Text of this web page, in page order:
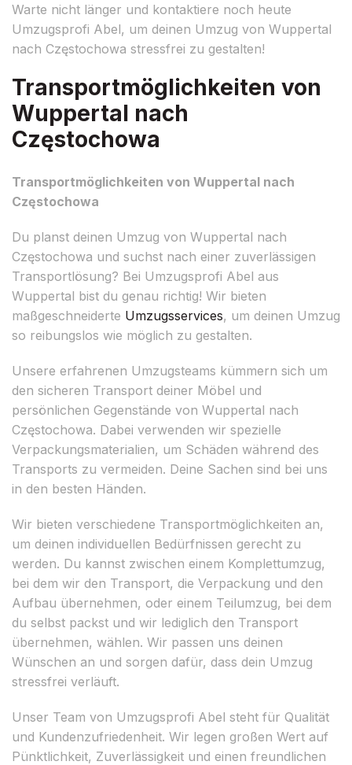
Warte nicht länger und kontaktiere noch heute
Umzugsprofi Abel, um deinen Umzug von Wuppertal
nach Częstochowa stressfrei zu gestalten!
Transportmöglichkeiten von
Wuppertal nach
Częstochowa
Transportmöglichkeiten von Wuppertal nach
Częstochowa
Du planst deinen Umzug von Wuppertal nach
Częstochowa und suchst nach einer zuverlässigen
Transportlösung? Bei Umzugsprofi Abel aus
Wuppertal bist du genau richtig! Wir bieten
maßgeschneiderte Umzugsservices, um deinen Umzug
so reibungslos wie möglich zu gestalten.
Unsere erfahrenen Umzugsteams kümmern sich um
den sicheren Transport deiner Möbel und
persönlichen Gegenstände von Wuppertal nach
Częstochowa. Dabei verwenden wir spezielle
Verpackungsmaterialien, um Schäden während des
Transports zu vermeiden. Deine Sachen sind bei uns
in den besten Händen.
Wir bieten verschiedene Transportmöglichkeiten an,
um deinen individuellen Bedürfnissen gerecht zu
werden. Du kannst zwischen einem Komplettumzug,
bei dem wir den Transport, die Verpackung und den
Aufbau übernehmen, oder einem Teilumzug, bei dem
du selbst packst und wir lediglich den Transport
übernehmen, wählen. Wir passen uns deinen
Wünschen an und sorgen dafür, dass dein Umzug
stressfrei verläuft.
Unser Team von Umzugsprofi Abel steht für Qualität
und Kundenzufriedenheit. Wir legen großen Wert auf
Pünktlichkeit, Zuverlässigkeit und einen freundlichen